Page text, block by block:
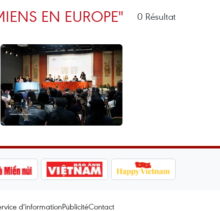
EN EUROPE" 0 Résultat
d'informationPublicitéContact